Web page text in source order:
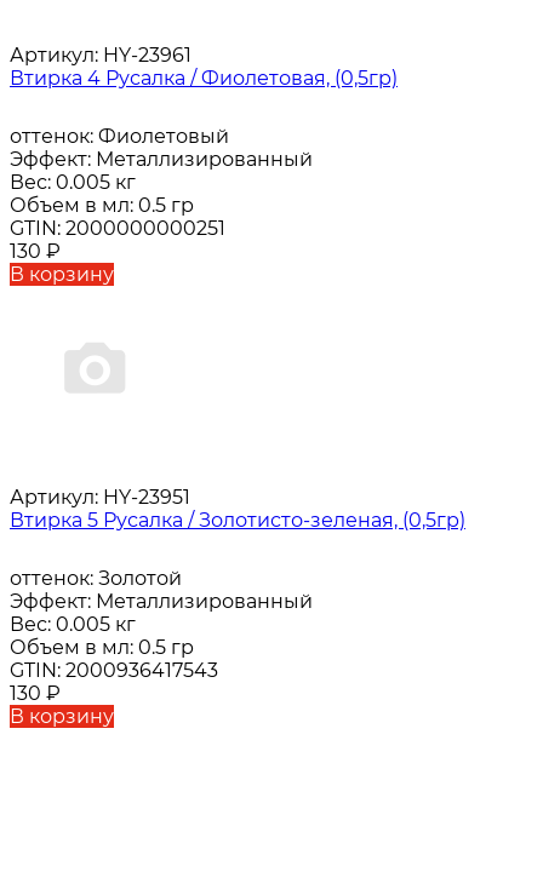
Артикул: HY-23961
Втирка 4 Русалка / Фиолетовая, (0,5гр)
оттенок: Фиолетовый
Эффект: Металлизированный
Вес: 0.005 кг
Объем в мл: 0.5 гр
GTIN: 2000000000251
130 ₽
В корзину
Артикул: HY-23951
Втирка 5 Русалка / Золотисто-зеленая, (0,5гр)
оттенок: Золотой
Эффект: Металлизированный
Вес: 0.005 кг
Объем в мл: 0.5 гр
GTIN: 2000936417543
130 ₽
В корзину